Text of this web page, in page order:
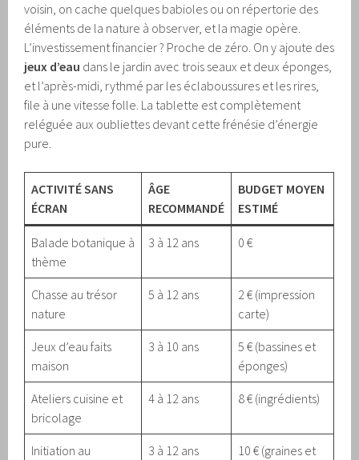
voisin, on cache quelques babioles ou on répertorie des
éléments de la nature à observer, et la magie opère.
L’investissement financier ? Proche de zéro. On y ajoute des
jeux d’eau dans le jardin avec trois seaux et deux éponges,
et l’après-midi, rythmé par les éclaboussures et les rires,
file à une vitesse folle. La tablette est complètement
reléguée aux oubliettes devant cette frénésie d’énergie
pure.
ACTIVITÉ SANS
ÉCRAN
ÂGE
RECOMMANDÉ
BUDGET MOYEN
ESTIMÉ
Balade botanique à
thème
3 à 12 ans 0 €
Chasse au trésor
nature
5 à 12 ans
2 € (impression
carte)
Jeux d’eau faits
maison
3 à 10 ans
5 € (bassines et
éponges)
Ateliers cuisine et
bricolage
4 à 12 ans 8 € (ingrédients)
Initiation au
3 à 12 ans
10 € (graines et